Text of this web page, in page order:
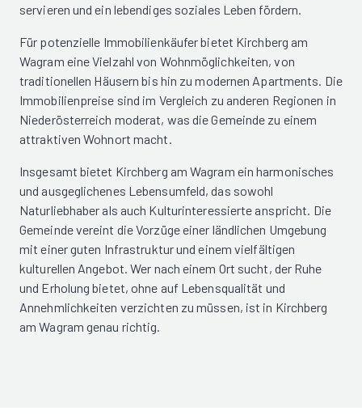
servieren und ein lebendiges soziales Leben fördern.
Für potenzielle Immobilienkäufer bietet Kirchberg am
Wagram eine Vielzahl von Wohnmöglichkeiten, von
traditionellen Häusern bis hin zu modernen Apartments. Die
Immobilienpreise sind im Vergleich zu anderen Regionen in
Niederösterreich moderat, was die Gemeinde zu einem
attraktiven Wohnort macht.
Insgesamt bietet Kirchberg am Wagram ein harmonisches
und ausgeglichenes Lebensumfeld, das sowohl
Naturliebhaber als auch Kulturinteressierte anspricht. Die
Gemeinde vereint die Vorzüge einer ländlichen Umgebung
mit einer guten Infrastruktur und einem vielfältigen
kulturellen Angebot. Wer nach einem Ort sucht, der Ruhe
und Erholung bietet, ohne auf Lebensqualität und
Annehmlichkeiten verzichten zu müssen, ist in Kirchberg
am Wagram genau richtig.